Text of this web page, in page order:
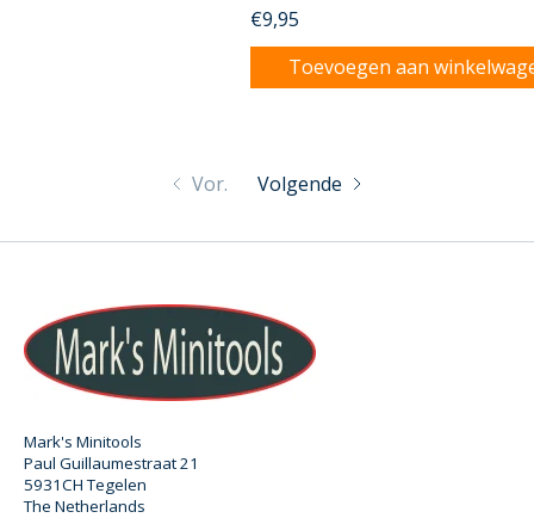
€9,95
Toevoegen aan
Vor. Volgende
Mark's Minitools
Paul Guillaumestraat 21
5931CH Tegelen
The Netherlands